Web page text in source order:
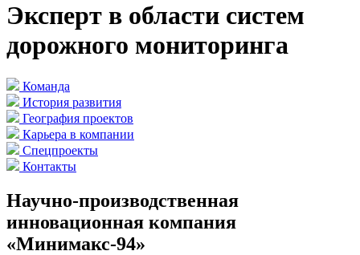
Эксперт в области систем
дорожного мониторинга
Команда
История развития
География проектов
Карьера в компании
Спецпроекты
Контакты
Научно-производственная
инновационная компания
«Минимакс-94»